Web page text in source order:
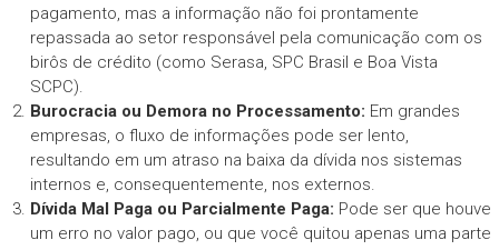
pagamento, mas a informação não foi prontamente
repassada ao setor responsável pela comunicação com os
birôs de crédito (como Serasa, SPC Brasil e Boa Vista
SCPC).
Burocracia ou Demora no Processamento: Em grandes
empresas, o fluxo de informações pode ser lento,
resultando em um atraso na baixa da dívida nos sistemas
internos e, consequentemente, nos externos.
Dívida Mal Paga ou Parcialmente Paga: Pode ser que houve
um erro no valor pago, ou que você quitou apenas uma parte